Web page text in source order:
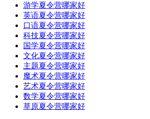
游学夏令营哪家好
英语夏令营哪家好
口语夏令营哪家好
科技夏令营哪家好
国学夏令营哪家好
文化夏令营哪家好
主题夏令营哪家好
魔术夏令营哪家好
艺术夏令营哪家好
数学夏令营哪家好
草原夏令营哪家好